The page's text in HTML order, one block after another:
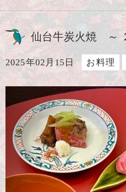
仙台牛炭火焼 ～
2025年02月15日 お料理